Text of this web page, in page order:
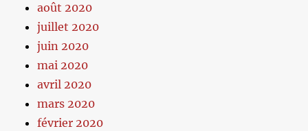
août 2020
juillet 2020
juin 2020
mai 2020
avril 2020
mars 2020
février 2020